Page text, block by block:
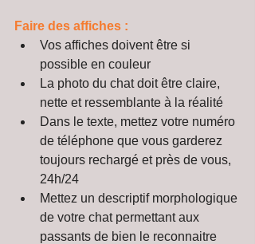
Faire des affiches :
Vos affiches doivent être si
possible en couleur
La photo du chat doit être claire,
nette et ressemblante à la réalité
Dans le texte, mettez votre numéro
de téléphone que vous garderez
toujours rechargé et près de vous,
24h/24
Mettez un descriptif morphologique
de votre chat permettant aux
passants de bien le reconnaitre